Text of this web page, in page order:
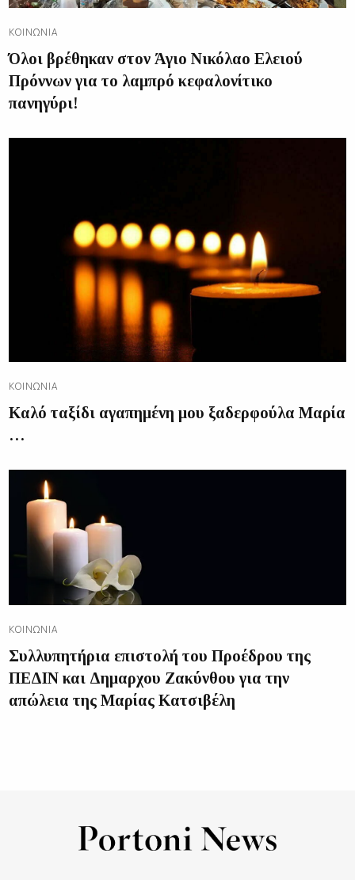
ΚΟΙΝΩΝΊΑ
Όλοι βρέθηκαν στον Άγιο Νικόλαο Ελειού
Πρόννων για το λαμπρό κεφαλονίτικο
πανηγύρι!
ΚΟΙΝΩΝΊΑ
Καλό ταξίδι αγαπημένη μου ξαδερφούλα Μαρία
…
ΚΟΙΝΩΝΊΑ
Συλλυπητήρια επιστολή του Προέδρου της
ΠΕΔΙΝ και Δημαρχου Ζακύνθου για την
απώλεια της Μαρίας Κατσιβέλη